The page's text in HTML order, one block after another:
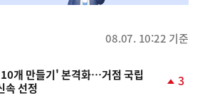
08.07. 10:22 기준
개 만들기' 본격화…거점 국립
속 선정
3